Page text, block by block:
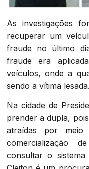
As investigações
recuperar um
fraude no último
fraude era
veículos, onde a
sendo a vítima lesada.
Na cidade de
prender a dupla,
atraídas por
comercialização
consultar o